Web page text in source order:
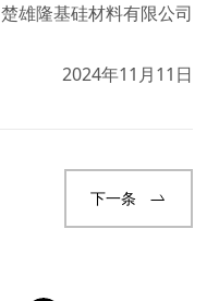
楚雄隆基硅材料有限公司
2024年11月11日
下一条